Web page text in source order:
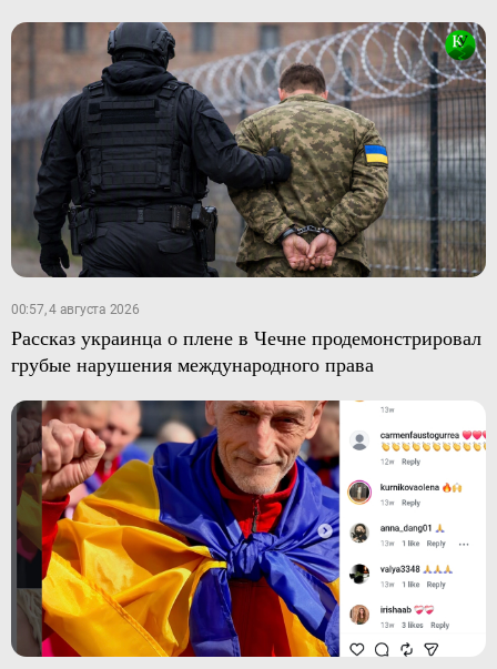
00:57, 4 августа 2026
Рассказ украинца о плене в Чечне продемонстрировал
грубые нарушения международного права